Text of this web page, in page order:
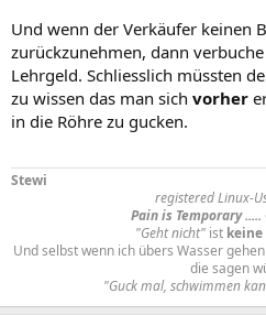
Und wenn der Verkäufer keinen
zurückzunehmen, dann
Lehrgeld. Schliesslich müssten
zu wissen das man sich vorher
in die Röhre zu gucken.
Stewi
registered Linux-
Pain is Temporary
"Geht nicht"ist keine
Und selbst wenn ich übers Wasser
die sagen
"Guck mal, schwimmen